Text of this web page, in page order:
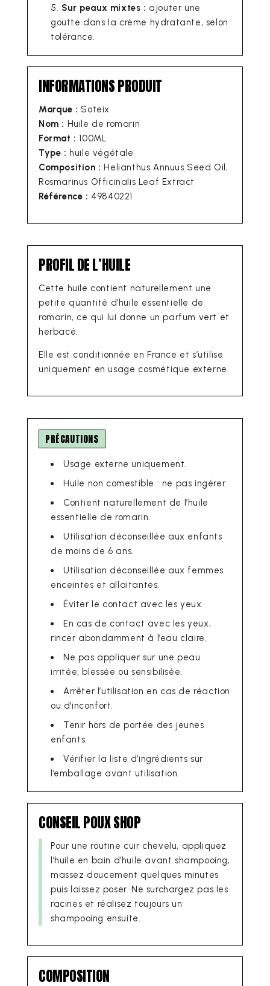
Sur peaux mixtes : ajouter une
goutte dans la crème hydratante, selon
tolérance.
INFORMATIONS PRODUIT
Marque : Soteix
Nom : Huile de romarin
Format : 100ML
Type : huile végétale
Composition : Helianthus Annuus Seed Oil,
Rosmarinus Officinalis Leaf Extract
Référence : 49840221
PROFIL DE L’HUILE
Cette huile contient naturellement une
petite quantité d’huile essentielle de
romarin, ce qui lui donne un parfum vert et
herbacé.
Elle est conditionnée en France et s’utilise
uniquement en usage cosmétique externe.
PRÉCAUTIONS
Usage externe uniquement.
Huile non comestible : ne pas ingérer.
Contient naturellement de l’huile
essentielle de romarin.
Utilisation déconseillée aux enfants
de moins de 6 ans.
Utilisation déconseillée aux femmes
enceintes et allaitantes.
Éviter le contact avec les yeux.
En cas de contact avec les yeux,
rincer abondamment à l’eau claire.
Ne pas appliquer sur une peau
irritée, blessée ou sensibilisée.
Arrêter l’utilisation en cas de réaction
ou d’inconfort.
Tenir hors de portée des jeunes
enfants.
Vérifier la liste d’ingrédients sur
l’emballage avant utilisation.
CONSEIL POUX SHOP
Pour une routine cuir chevelu, appliquez
l’huile en bain d’huile avant shampooing,
massez doucement quelques minutes
puis laissez poser. Ne surchargez pas les
racines et réalisez toujours un
shampooing ensuite.
COMPOSITION